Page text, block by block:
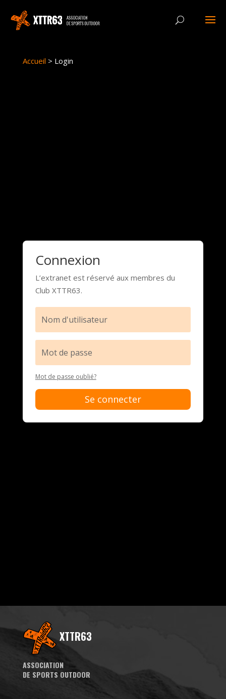
Accueil > Login
Connexion
L’extranet est réservé aux membres du
Club XTTR63.
Mot de passe oublié?
Se connecter
XTTR63
ASSOCIATION
DE SPORTS OUTDOOR